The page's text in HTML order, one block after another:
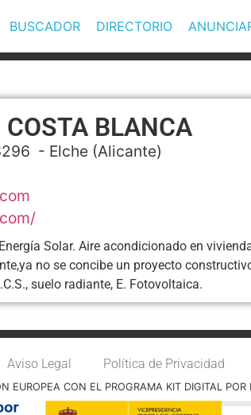
BUSCADOR DIRECTORIO
BLANCA
- Elche (Alicante)
Solar. Aire acondicionado en
no se concibe un proyecto
suelo radiante, E. Fotovoltaica.
Aviso Legal Política de Privacidad
EUROPEA CON EL PROGRAMA KIT DIGITAL